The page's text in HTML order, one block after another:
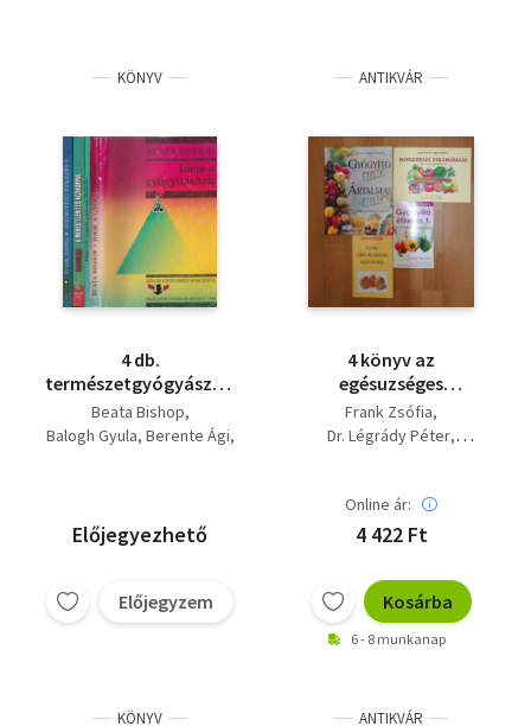
KÖNYV
4 db.
természetgyógyászati
könyv (Ideje a
gyógyításnak +
méregtelenítés
kézikönyve + Gyógyító
Beata Bishop
Balogh Gyula Berente Ági
Előjegyezhető
Előjegyzem
ANTIKVÁR
4 könyv az
egésuzséges
táplálkozásról:
gyógyító ételek /
Mindennapi
vitaminjaid, Tojás,
táplálkozás, egészség
Frank Zsófia
Dr. Légrády Péter
Online ár:
4 422 Ft
Kosárba
6 - 8 munkanap
KÖNYV ANTIKVÁR